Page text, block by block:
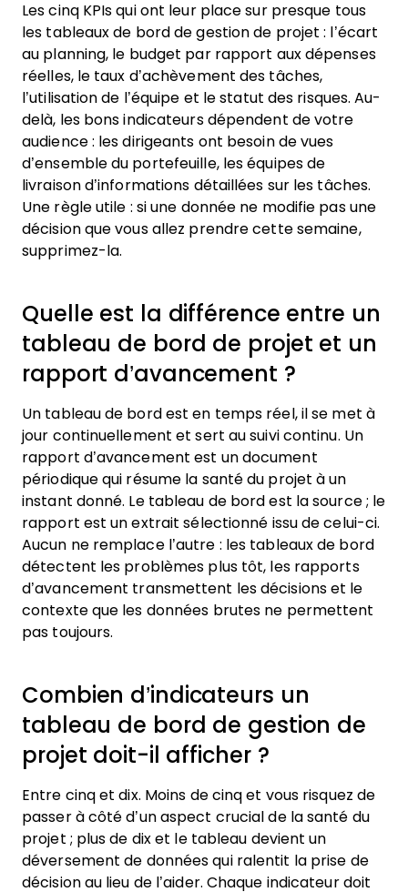
Les cinq KPIs qui ont leur place sur presque tous
les tableaux de bord de gestion de projet : l’écart
au planning, le budget par rapport aux dépenses
réelles, le taux d’achèvement des tâches,
l’utilisation de l’équipe et le statut des risques. Au-
delà, les bons indicateurs dépendent de votre
audience : les dirigeants ont besoin de vues
d’ensemble du portefeuille, les équipes de
livraison d’informations détaillées sur les tâches.
Une règle utile : si une donnée ne modifie pas une
décision que vous allez prendre cette semaine,
supprimez-la.
Quelle est la différence entre un
tableau de bord de projet et un
rapport d’avancement ?
Un tableau de bord est en temps réel, il se met à
jour continuellement et sert au suivi continu. Un
rapport d’avancement est un document
périodique qui résume la santé du projet à un
instant donné. Le tableau de bord est la source ; le
rapport est un extrait sélectionné issu de celui-ci.
Aucun ne remplace l’autre : les tableaux de bord
détectent les problèmes plus tôt, les rapports
d’avancement transmettent les décisions et le
contexte que les données brutes ne permettent
pas toujours.
Combien d’indicateurs un
tableau de bord de gestion de
projet doit-il afficher ?
Entre cinq et dix. Moins de cinq et vous risquez de
passer à côté d’un aspect crucial de la santé du
projet ; plus de dix et le tableau devient un
déversement de données qui ralentit la prise de
décision au lieu de l’aider. Chaque indicateur doit